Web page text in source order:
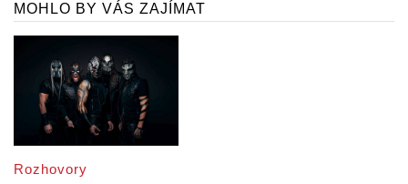
MOHLO BY VÁS ZAJÍMAT
Rozhovory